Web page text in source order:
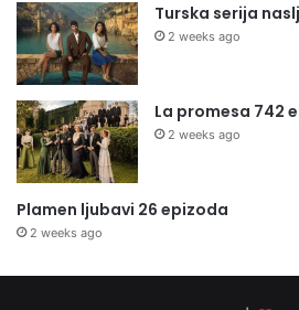
Turska serija
2 weeks ago
La promesa 742
2 weeks ago
Plamen ljubavi 26 epizoda
2 weeks ago